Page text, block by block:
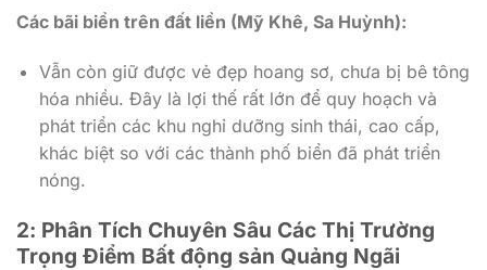
Các bãi biển trên đất liền (Mỹ Khê, Sa Huỳnh):
Vẫn còn giữ được vẻ đẹp hoang sơ, chưa bị bê tông
hóa nhiều. Đây là lợi thế rất lớn để quy hoạch và
phát triển các khu nghỉ dưỡng sinh thái, cao cấp,
khác biệt so với các thành phố biển đã phát triển
nóng.
2: Phân Tích Chuyên Sâu Các Thị Trường
Trọng Điểm Bất động sản Quảng Ngãi